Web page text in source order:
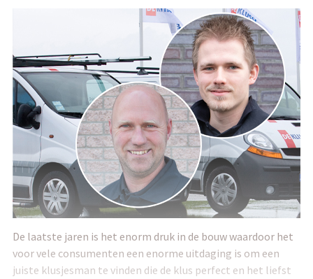
De laatste jaren is het enorm druk in de bouw waardoor het
voor vele consumenten een enorme uitdaging is om een
juiste klusjesman te vinden die de klus perfect en het liefst